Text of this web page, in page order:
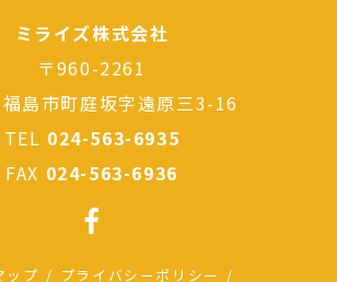
ミライズ株式会社
〒960-2261
島市町庭坂字遠原三3-16
TEL 024-563-6935
FAX 024-563-6936
ップ プライバシーポリシー